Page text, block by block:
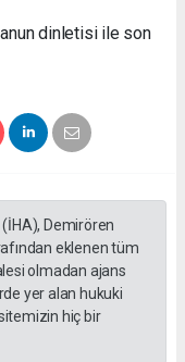
dinletisi ile son
Demirören
eklenen tüm
olmadan ajans
yer alan hukuki
hiç bir